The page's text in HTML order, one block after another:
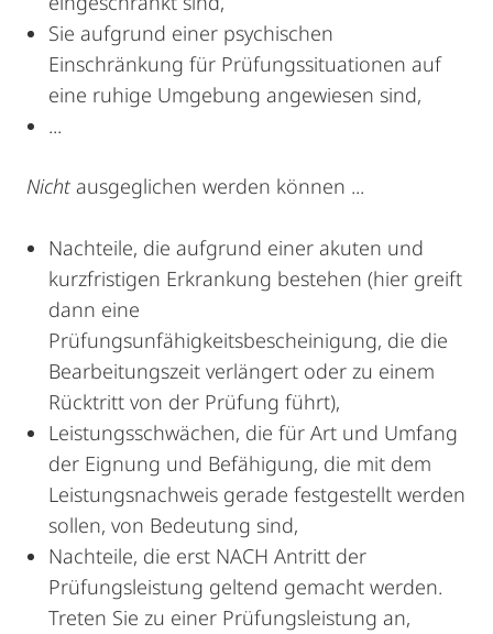
Sie aufgrund einer psychischen
Einschränkung für Prüfungssituationen auf
eine ruhige Umgebung angewiesen sind,
...
Nicht ausgeglichen werden können ...
Nachteile, die aufgrund einer akuten und
kurzfristigen Erkrankung bestehen (hier greift
dann eine
Prüfungsunfähigkeitsbescheinigung, die die
Bearbeitungszeit verlängert oder zu einem
Rücktritt von der Prüfung führt),
Leistungsschwächen, die für Art und Umfang
der Eignung und Befähigung, die mit dem
Leistungsnachweis gerade festgestellt werden
sollen, von Bedeutung sind,
Nachteile, die erst NACH Antritt der
Prüfungsleistung geltend gemacht werden.
Treten Sie zu einer Prüfungsleistung an,